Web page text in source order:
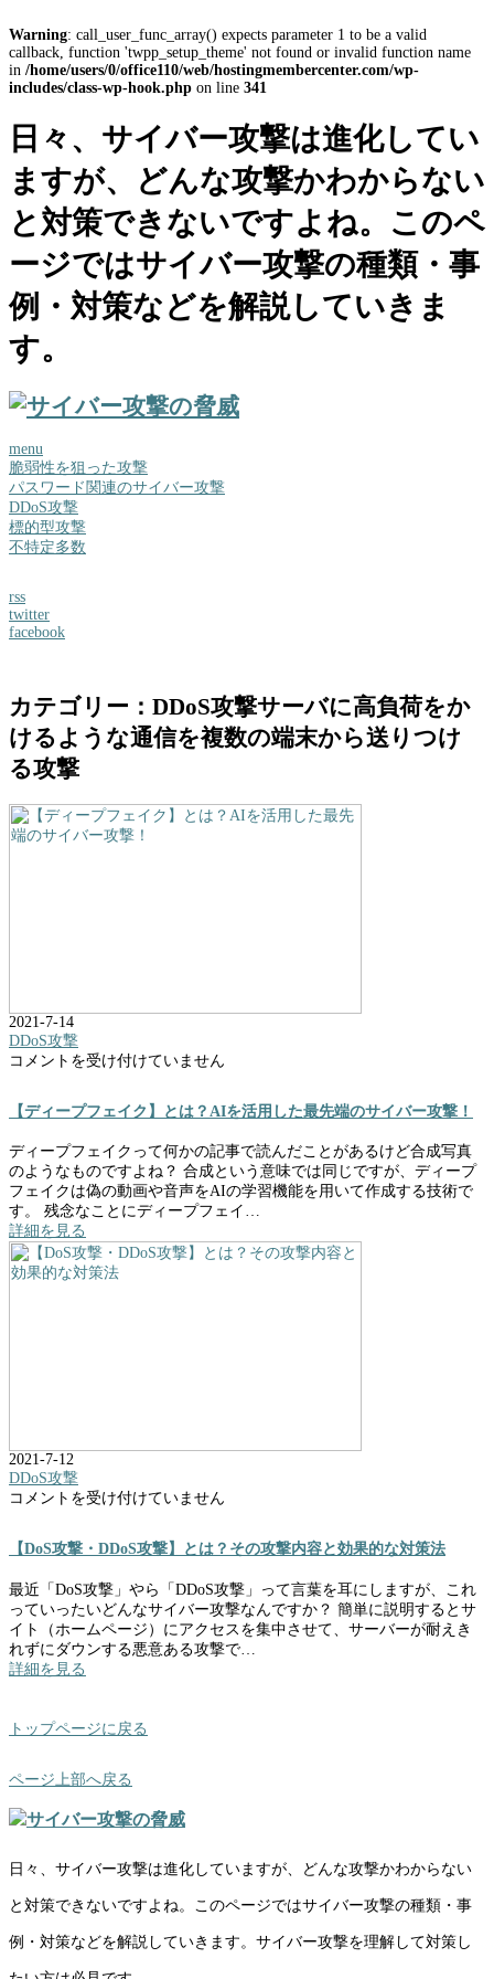
Warning: call_user_func_array() expects parameter 1 to be a valid
callback, function 'twpp_setup_theme' not found or invalid function name
in /home/users/0/office110/web/hostingmembercenter.com/wp-
includes/class-wp-hook.php on line 341
日々、サイバー攻撃は進化してい
ますが、どんな攻撃かわからない
と対策できないですよね。このペ
ージではサイバー攻撃の種類・事
例・対策などを解説していきま
す。
menu
脆弱性を狙った攻撃
パスワード関連のサイバー攻撃
DDoS攻撃
標的型攻撃
不特定多数
rss
twitter
facebook
カテゴリー：DDoS攻撃サーバに高負荷をか
けるような通信を複数の端末から送りつけ
る攻撃
2021-7-14
DDoS攻撃
【デ
ー
プ
ェ
イ
ク】
と
は？
AI
を
サ
イ
バ
撃！
コメントを受け付けていません
【ディープフェイク】とは？AIを活用した最先端のサイバー攻撃！
ディープフェイクって何かの記事で読んだことがあるけど合成写真
のようなものですよね？ 合成という意味では同じですが、ディープ
フェイクは偽の動画や音声をAIの学習機能を用いて作成する技術で
す。 残念なことにディープフェイ…
詳細を見る
2021-7-12
DDoS攻撃
【DoS
撃・
DDoS
撃】
と
は？
そ
の
内
と
果
対
法
は
コメントを受け付けていません
【DoS攻撃・DDoS攻撃】とは？その攻撃内容と効果的な対策法
最近「DoS攻撃」やら「DDoS攻撃」って言葉を耳にしますが、これ
っていったいどんなサイバー攻撃なんですか？ 簡単に説明するとサ
イト（ホームページ）にアクセスを集中させて、サーバーが耐えき
れずにダウンする悪意ある攻撃で…
詳細を見る
トップページに戻る
ページ上部へ戻る
日々、サイバー攻撃は進化していますが、どんな攻撃かわからない
と対策できないですよね。このページではサイバー攻撃の種類・事
例・対策などを解説していきます。サイバー攻撃を理解して対策し